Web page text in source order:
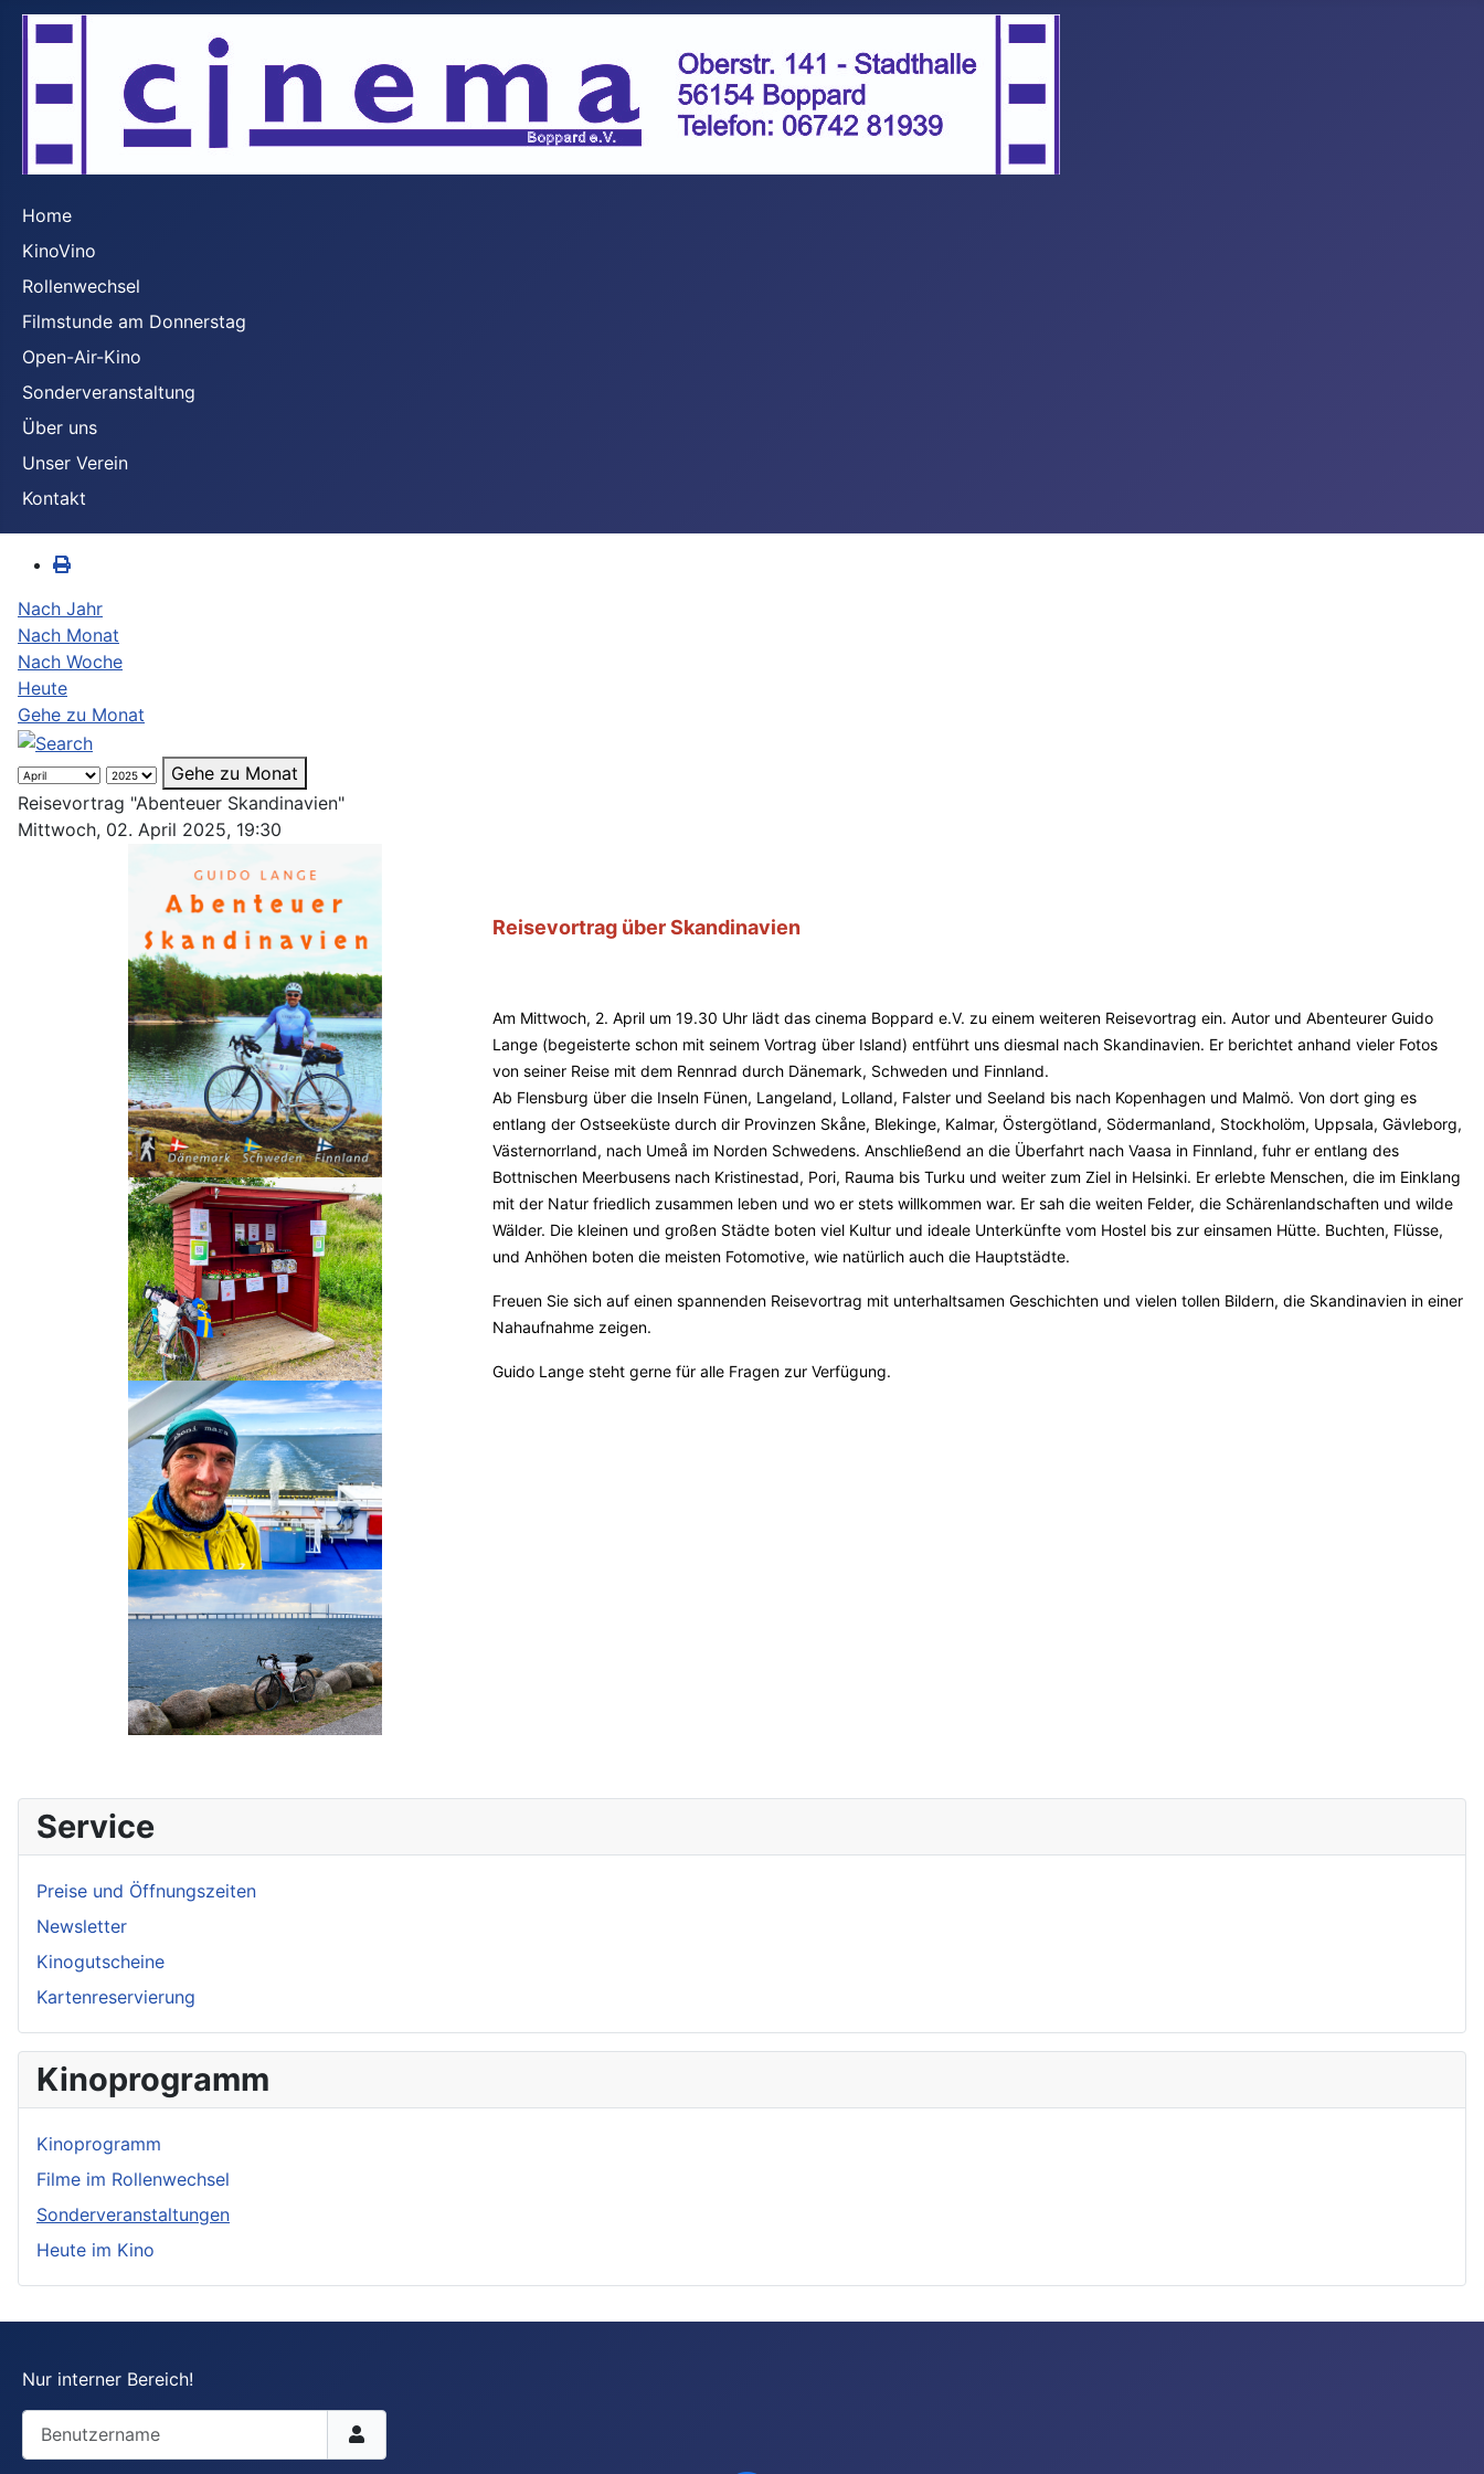
Home
KinoVino
Rollenwechsel
Filmstunde am Donnerstag
Open-Air-Kino
Sonderveranstaltung
Über uns
Unser Verein
Kontakt
Nach Jahr
Nach Monat
Nach Woche
Heute
Gehe zu Monat
Gehe zu Monat
Reisevortrag "Abenteuer Skandinavien"
Mittwoch, 02. April 2025, 19:30
Reisevortrag über Skandinavien
Am Mittwoch, 2. April um 19.30 Uhr lädt das cinema Boppard e.V. zu einem weiteren Reisevortrag ein. Autor und Abenteurer Guido
Lange (begeisterte schon mit seinem Vortrag über Island) entführt uns diesmal nach Skandinavien. Er berichtet anhand vieler Fotos
von seiner Reise mit dem Rennrad durch Dänemark, Schweden und Finnland.
Ab Flensburg über die Inseln Fünen, Langeland, Lolland, Falster und Seeland bis nach Kopenhagen und Malmö. Von dort ging es
entlang der Ostseeküste durch dir Provinzen Skåne, Blekinge, Kalmar, Östergötland, Södermanland, Stockholöm, Uppsala, Gävleborg,
Västernorrland, nach Umeå im Norden Schwedens. Anschließend an die Überfahrt nach Vaasa in Finnland, fuhr er entlang des
Bottnischen Meerbusens nach Kristinestad, Pori, Rauma bis Turku und weiter zum Ziel in Helsinki. Er erlebte Menschen, die im Einklang
mit der Natur friedlich zusammen leben und wo er stets willkommen war. Er sah die weiten Felder, die Schärenlandschaften und wilde
Wälder. Die kleinen und großen Städte boten viel Kultur und ideale Unterkünfte vom Hostel bis zur einsamen Hütte. Buchten, Flüsse,
und Anhöhen boten die meisten Fotomotive, wie natürlich auch die Hauptstädte.
Freuen Sie sich auf einen spannenden Reisevortrag mit unterhaltsamen Geschichten und vielen tollen Bildern, die Skandinavien in einer
Nahaufnahme zeigen.
Guido Lange steht gerne für alle Fragen zur Verfügung.
Service
Preise und Öffnungszeiten
Newsletter
Kinogutscheine
Kartenreservierung
Kinoprogramm
Kinoprogramm
Filme im Rollenwechsel
Sonderveranstaltungen
Heute im Kino
Nur interner Bereich!
Benutzername